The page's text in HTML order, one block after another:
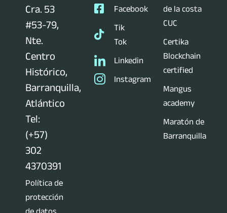
Cra. 53
#53-79,
Nte.
Centro
Histórico,
Barranquilla,
Atlántico
Tel:
(+57)
302
4370391
Política de
protección
de datos
Facebook
Tik
Tok
Linkedin
Instagram
de la costa
CUC
Certika
Blockchain
certified
Mangus
academy
Maratón de
Barranquilla